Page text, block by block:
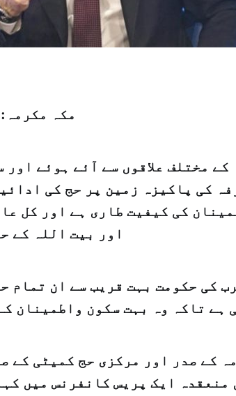
مکہ
کے مختلف علاقوں سے آئے ہوئے
کی پاکیزہ زمین پر حج کی
کی کیفیت طاری ہے اور کل
اور بیت اللہ کے
کی حکومت بہت قریب سے ان تمام
ہے تاکہ وہ بہت سکون واطمینان
کے صدر اور مرکزی حج کمیٹی کے
منعقدہ ایک پریس کانفرنس میں